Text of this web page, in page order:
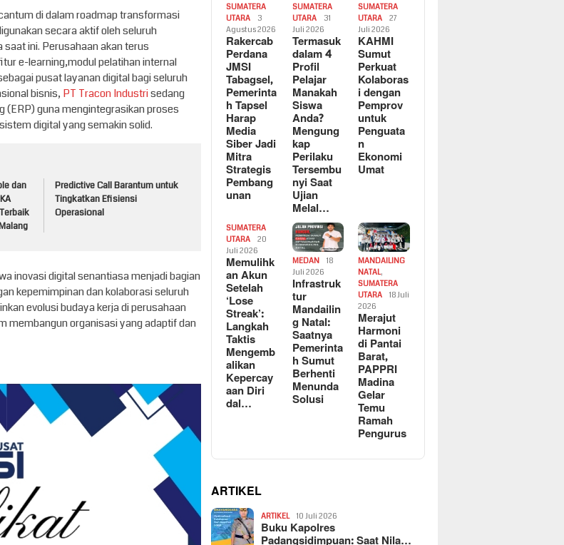
di dalam roadmap transformasi
secara aktif oleh seluruh
ini. Perusahaan akan terus
e-learning,modul pelatihan internal
pusat layanan digital bagi seluruh
bisnis, PT Tracon Industrisedang
guna mengintegrasikan proses
digital yang semakin solid.
dan
Predictive Call Barantum untuk
Tingkatkan Efisiensi
Operasional
inovasi digital senantiasa menjadi bagian
kepemimpinan dan kolaborasi seluruh
evolusi budaya kerja di perusahaan
membangun organisasi yang adaptif dan
SUMATERA
UTARA
3
Agustus 2026
Rakercab
Perdana
JMSI
Tabagsel,
Pemerinta
h Tapsel
Harap
Media
Siber Jadi
Mitra
Strategis
Pembang
unan
SUMATERA
UTARA
31
Juli 2026
Termasuk
dalam 4
Profil
Pelajar
Manakah
Siswa
Anda?
Mengung
kap
Perilaku
Tersembu
nyi Saat
Ujian
Melal…
SUMATERA
UTARA
27
Juli 2026
KAHMI
Sumut
Perkuat
Kolaboras
i dengan
Pemprov
untuk
Penguata
n
Ekonomi
Umat
SUMATERA
UTARA
20
Juli 2026
Memulihk
an Akun
Setelah
‘Lose
Streak’:
Langkah
Taktis
Mengemb
alikan
Kepercay
aan Diri
dal…
MEDAN
18
Juli 2026
Infrastruk
tur
Mandailin
g Natal:
Saatnya
Pemerinta
h Sumut
Berhenti
Menunda
Solusi
MANDAILING
NATAL,
SUMATERA
UTARA
18 Juli
2026
Merajut
Harmoni
di Pantai
Barat,
PAPPRI
Madina
Gelar
Temu
Ramah
Pengurus
ARTIKEL
ARTIKEL 10 Juli 2026
Buku Kapolres
Padangsidimpuan: Saat Nila…